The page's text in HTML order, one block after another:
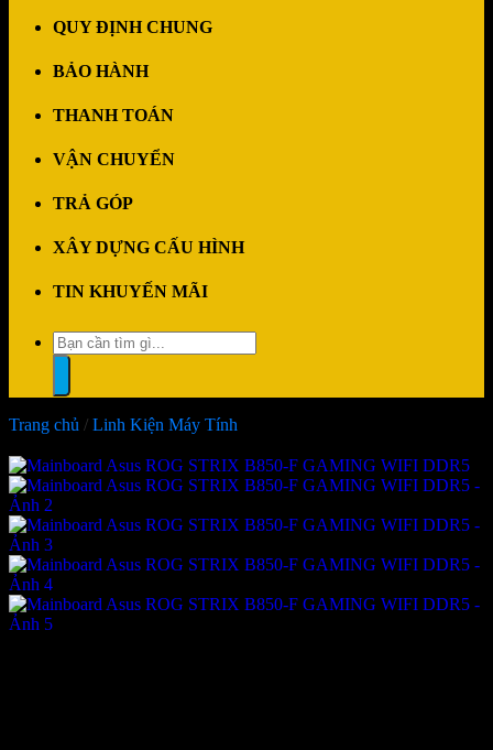
QUY ĐỊNH CHUNG
BẢO HÀNH
THANH TOÁN
VẬN CHUYỂN
TRẢ GÓP
XÂY DỰNG CẤU HÌNH
TIN KHUYẾN MÃI
Tìm
kiếm:
Trang chủ / Linh Kiện Máy Tính